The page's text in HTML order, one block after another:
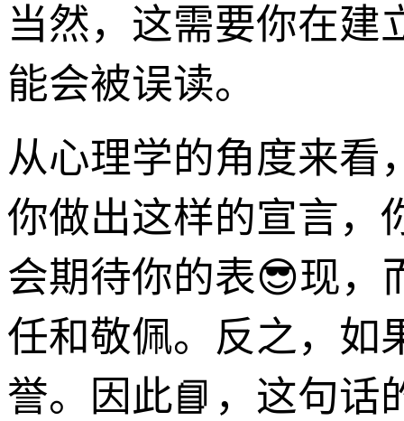
当然，这需要你在建
能会被误读。
从心理学的角度来看
你做出这样的宣言，
会期待你的表😎现，
任和敬佩。反之，如
誉。因此📘，这句话